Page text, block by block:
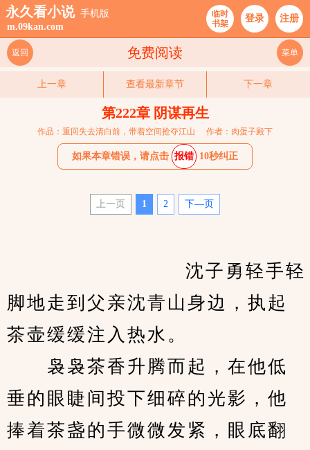
永久看小说 手机版
m.09kan.com
临时
书架
登录 注册
免费阅读
返回 菜单
上一章 查看最新章节 下一章
第222章 阴谋再生
作品：重回失去清白前，带着空间抢夺江山 作者：肉蛋子殿下
如果本章错误，请点击 报错 10秒纠正
上一页 1 2 下—页
沈子勇轻手轻
脚地走到父亲沈青山身边，执起
茶壶缓缓注入热水。
袅袅茶香升腾而起，在他低
垂的眼睫间投下细碎的光影，他
捧着茶盏的手微微发紧，眼底翻